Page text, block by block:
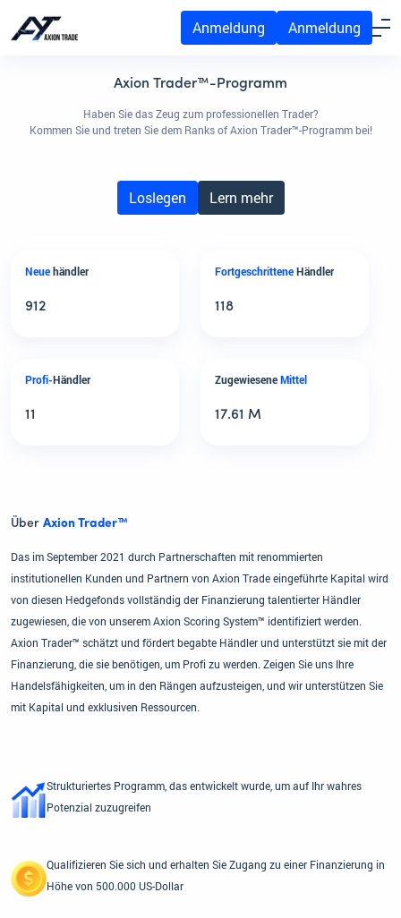
Anmeldung Anmeldung
Axion Trader™-Programm
Haben Sie das Zeug zum professionellen Trader?
Kommen Sie und treten Sie dem Ranks of Axion Trader™-Programm bei!
Loslegen Lern mehr
Neuehändler
912
FortgeschritteneHändler
118
Profi-Händler
11
ZugewieseneMittel
17.61 M
Über Axion Trader™
Das im September 2021 durch Partnerschaften mit renommierten
institutionellen Kunden und Partnern von Axion Trade eingeführte Kapital wird
von diesen Hedgefonds vollständig der Finanzierung talentierter Händler
zugewiesen, die von unserem Axion Scoring System™ identifiziert werden.
Axion Trader™ schätzt und fördert begabte Händler und unterstützt sie mit der
Finanzierung, die sie benötigen, um Profi zu werden. Zeigen Sie uns Ihre
Handelsfähigkeiten, um in den Rängen aufzusteigen, und wir unterstützen Sie
mit Kapital und exklusiven Ressourcen.
Strukturiertes Programm, das entwickelt wurde, um auf Ihr wahres
Potenzial zuzugreifen
Qualifizieren Sie sich und erhalten Sie Zugang zu einer Finanzierung in
Höhe von 500.000 US-Dollar